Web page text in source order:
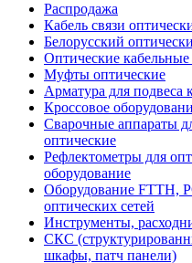
Распродажа
Кабель связи
Белорусский
Оптические
Муфты оптические
Арматура для подвеса
Кроссовое
Сварочные аппараты
оптические
Рефлектометры для
оборудование
Оборудование FTTH,
оптических сетей
Инструменты,
СКС
шкафы, патч панели)